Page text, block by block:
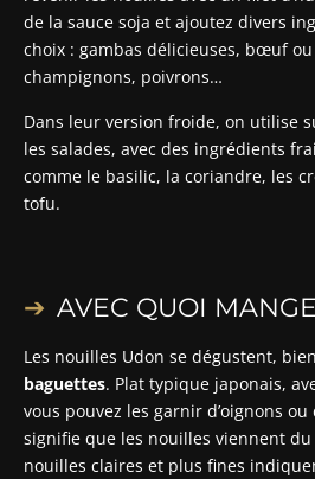
de la sauce soja et ajoutez divers
choix : gambas délicieuses, bœuf
champignons, poivrons…
Dans leur version froide, on utilise
les salades, avec des ingrédients
comme le basilic, la coriandre, les
tofu.
AVEC QUOI
Les nouilles Udon se dégustent,
baguettes. Plat typique japonais,
vous pouvez les garnir d’oignons
signifie que les nouilles viennent
nouilles claires et plus fines